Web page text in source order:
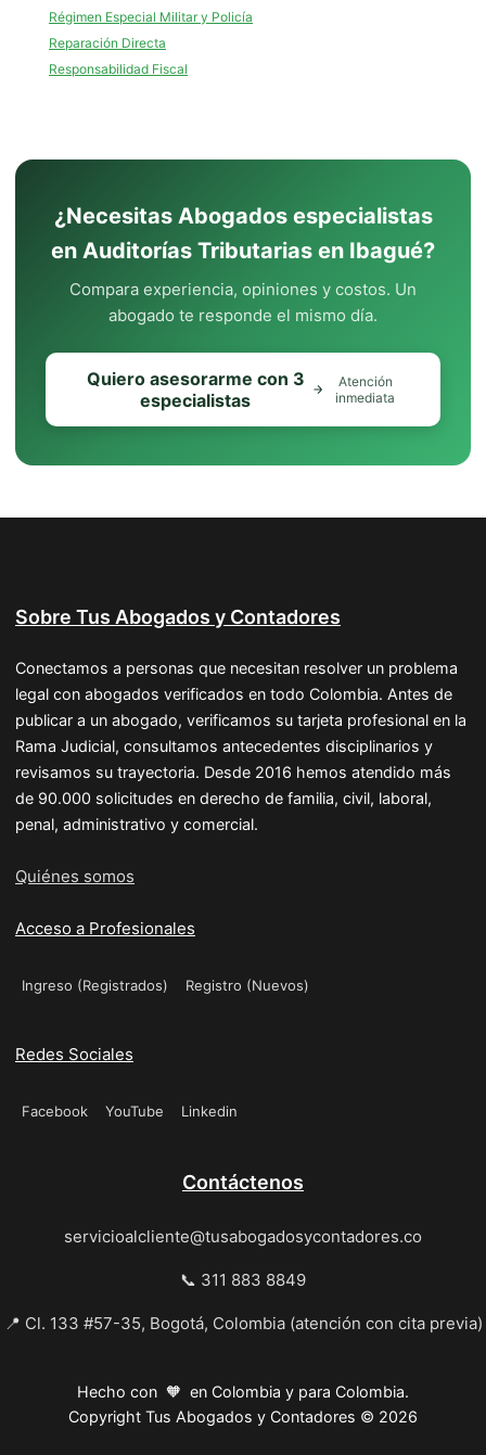
Régimen Especial Militar y Policía
Reparación Directa
Responsabilidad Fiscal
¿Necesitas Abogados especialistas
en Auditorías Tributarias en Ibagué?
Compara experiencia, opiniones y costos. Un
abogado te responde el mismo día.
Quiero asesorarme con 3
especialistas
Atención
inmediata
Sobre Tus Abogados y Contadores
Conectamos a personas que necesitan resolver un problema
legal con abogados verificados en todo Colombia. Antes de
publicar a un abogado, verificamos su tarjeta profesional en la
Rama Judicial, consultamos antecedentes disciplinarios y
revisamos su trayectoria. Desde 2016 hemos atendido más
de 90.000 solicitudes en derecho de familia, civil, laboral,
penal, administrativo y comercial.
Quiénes somos
Acceso a Profesionales
Ingreso (Registrados) Registro (Nuevos)
Redes Sociales
Facebook YouTube Linkedin
Contáctenos
servicioalcliente@tusabogadosycontadores.co
📞 311 883 8849
📍 Cl. 133 #57-35, Bogotá, Colombia (atención con cita previa)
Hecho con 🧡 en Colombia y para Colombia.
Copyright Tus Abogados y Contadores © 2026